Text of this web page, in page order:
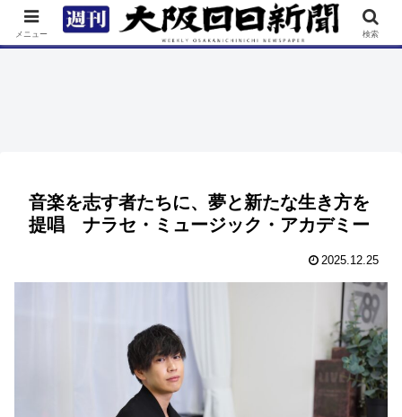
TOP 特集 ニュース 連載 街ネタ イベント
音楽を志す者たちに、夢と新たな生き方を
提唱 ナラセ・ミュージック・アカデミー
2025.12.25
メニュー 検索